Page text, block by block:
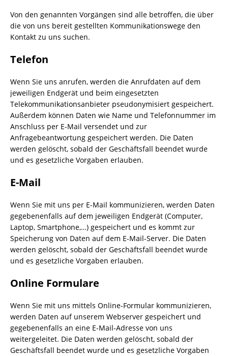
Von den genannten Vorgängen sind alle betroffen, die über
die von uns bereit gestellten Kommunikationswege den
Kontakt zu uns suchen.
Telefon
Wenn Sie uns anrufen, werden die Anrufdaten auf dem
jeweiligen Endgerät und beim eingesetzten
Telekommunikationsanbieter pseudonymisiert gespeichert.
Außerdem können Daten wie Name und Telefonnummer im
Anschluss per E-Mail versendet und zur
Anfragebeantwortung gespeichert werden. Die Daten
werden gelöscht, sobald der Geschäftsfall beendet wurde
und es gesetzliche Vorgaben erlauben.
E-Mail
Wenn Sie mit uns per E-Mail kommunizieren, werden Daten
gegebenenfalls auf dem jeweiligen Endgerät (Computer,
Laptop, Smartphone,…) gespeichert und es kommt zur
Speicherung von Daten auf dem E-Mail-Server. Die Daten
werden gelöscht, sobald der Geschäftsfall beendet wurde
und es gesetzliche Vorgaben erlauben.
Online Formulare
Wenn Sie mit uns mittels Online-Formular kommunizieren,
werden Daten auf unserem Webserver gespeichert und
gegebenenfalls an eine E-Mail-Adresse von uns
weitergeleitet. Die Daten werden gelöscht, sobald der
Geschäftsfall beendet wurde und es gesetzliche Vorgaben